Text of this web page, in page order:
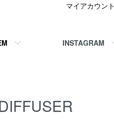
INSTAGRAM
マイアカウント